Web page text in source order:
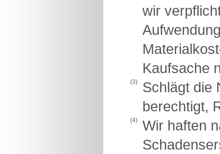
wir
Kaufsache
(3)
Schlägt die
berechtigt,
(4)
Wir haften